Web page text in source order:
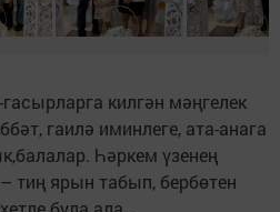
килгән мәңгелек
гаилә иминлеге, ата-анага
Һәркем үзенең
тиң ярын табып, бербөтен